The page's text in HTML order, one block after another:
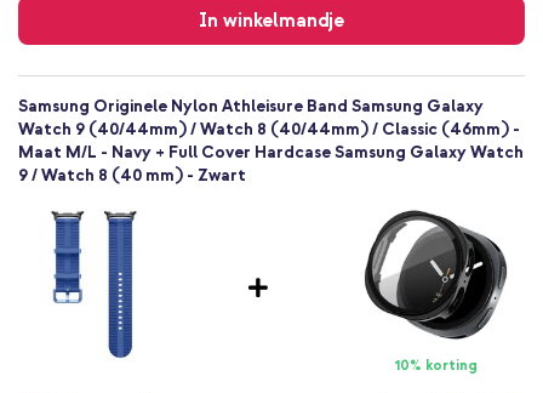
In winkelmandje
verzending
Samsung Originele Nylon Athleisure Band Samsung Galaxy
Watch 9 (40/44mm) / Watch 8 (40/44mm) / Classic (46mm) -
Maat M/L - Navy + Full Cover Hardcase Samsung Galaxy Watch
9 / Watch 8 (40 mm) - Zwart
10% korting